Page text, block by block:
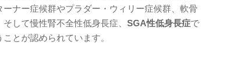
ナー症候群やプラダー・ウィリー症候群、軟骨
して慢性腎不全性低身長症、SGA性低身長症で
とが認められています。